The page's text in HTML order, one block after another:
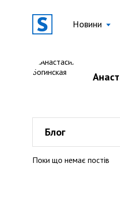
Новини
Блог
Поки що немає постів